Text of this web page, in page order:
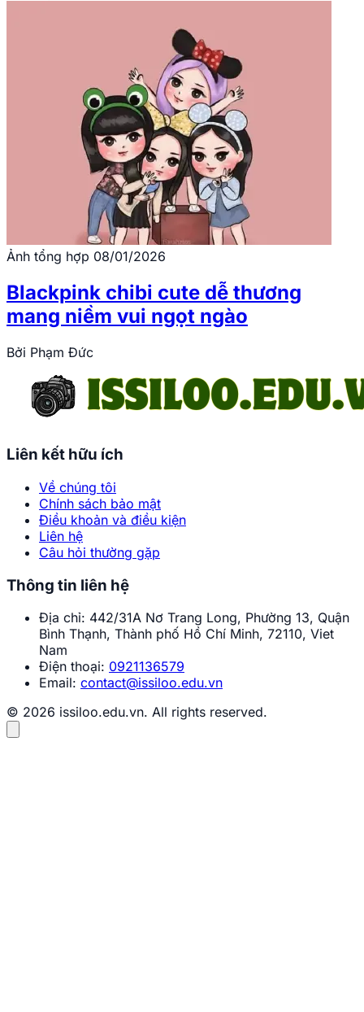
Ảnh tổng hợp 08/01/2026
Blackpink chibi cute dễ thương
mang niềm vui ngọt ngào
Bởi Phạm Đức
Liên kết hữu ích
Về chúng tôi
Chính sách bảo mật
Điều khoản và điều kiện
Liên hệ
Câu hỏi thường gặp
Thông tin liên hệ
Địa chỉ: 442/31A Nơ Trang Long, Phường 13, Quận
Bình Thạnh, Thành phố Hồ Chí Minh, 72110, Viet
Nam
Điện thoại: 0921136579
Email: contact@issiloo.edu.vn
© 2026 issiloo.edu.vn. All rights reserved.